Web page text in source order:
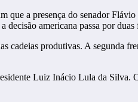
que a presença do senador
americana passa por duas
produtivas. A segunda
Luiz Inácio Lula da